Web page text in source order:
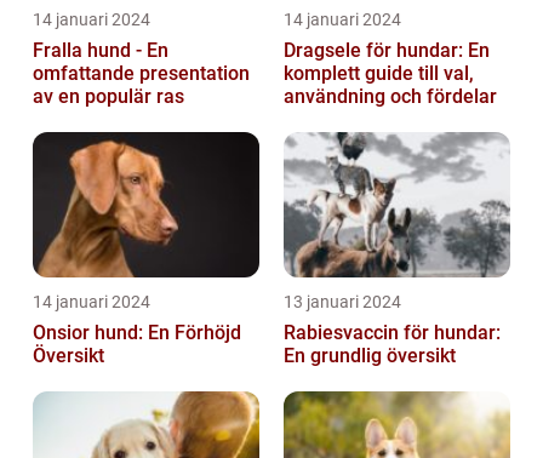
14 januari 2024
Fralla hund - En
omfattande presentation
av en populär ras
14 januari 2024
Dragsele för hundar: En
komplett guide till val,
användning och fördelar
14 januari 2024
Onsior hund: En Förhöjd
Översikt
13 januari 2024
Rabiesvaccin för hundar:
En grundlig översikt